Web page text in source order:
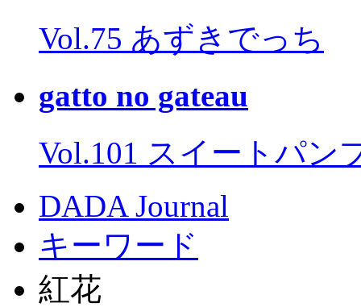
Vol.75 あずきでっち
gatto no gateau
Vol.101 スイートパン
DADA Journal
キーワード
紅花